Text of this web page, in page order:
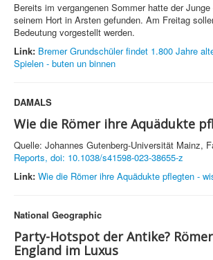
Bereits im vergangenen Sommer hatte der
seinem Hort in Arsten gefunden. Am Freitag
Bedeutung vorgestellt werden.
Link: Bremer Grundschüler findet 1.800 Jahre
Spielen - buten un binnen
DAMALS
Wie die Römer ihre Aquädukte
Quelle: Johannes Gutenberg-Universität Mainz,
Reports, doi: 10.1038/s41598-023-38655-z
Link: Wie die Römer ihre Aquädukte pflegten -
National Geographic
Party-Hotspot der Antike?
England im Luxus